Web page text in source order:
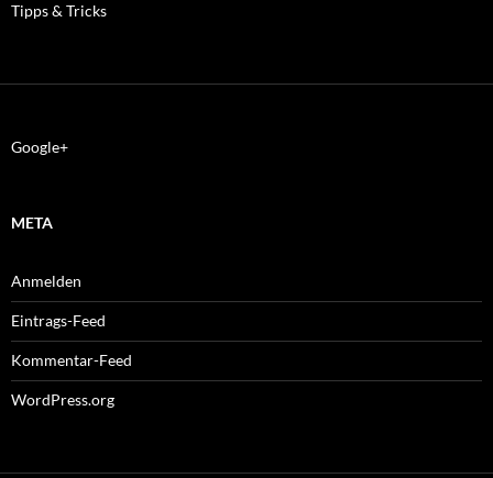
Tipps & Tricks
Google+
META
Anmelden
Eintrags-Feed
Kommentar-Feed
WordPress.org